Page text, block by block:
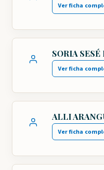
Ver ficha
SORIA
Ver ficha
ALLI
Ver ficha